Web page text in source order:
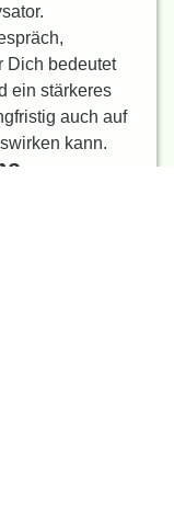
Dich bedeutet
ein stärkeres
auch auf
kann.